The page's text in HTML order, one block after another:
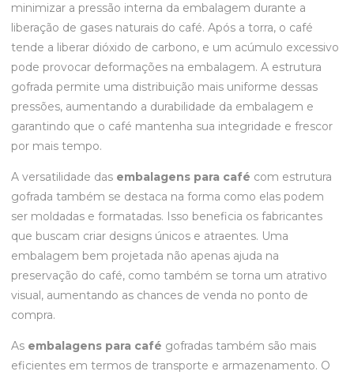
minimizar a pressão interna da embalagem durante a
liberação de gases naturais do café. Após a torra, o café
tende a liberar dióxido de carbono, e um acúmulo excessivo
pode provocar deformações na embalagem. A estrutura
gofrada permite uma distribuição mais uniforme dessas
pressões, aumentando a durabilidade da embalagem e
garantindo que o café mantenha sua integridade e frescor
por mais tempo.
A versatilidade das embalagens para café com estrutura
gofrada também se destaca na forma como elas podem
ser moldadas e formatadas. Isso beneficia os fabricantes
que buscam criar designs únicos e atraentes. Uma
embalagem bem projetada não apenas ajuda na
preservação do café, como também se torna um atrativo
visual, aumentando as chances de venda no ponto de
compra.
As embalagens para café gofradas também são mais
eficientes em termos de transporte e armazenamento. O